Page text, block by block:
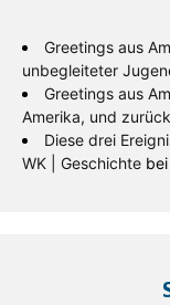
Greetings aus
unbegleiteter
Greetings aus
Amerika, und
Diese drei
WK | Geschichte bei